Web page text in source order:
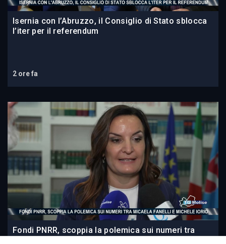
Isernia con l’Abruzzo, il Consiglio di Stato sblocca
l’iter per il referendum
2 ore fa
Fondi PNRR, scoppia la polemica sui numeri tra